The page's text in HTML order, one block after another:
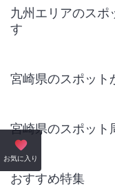
お気に入り
九州エリアのスポ
す
宮崎県のスポット
宮崎県のスポット
おすすめ特集